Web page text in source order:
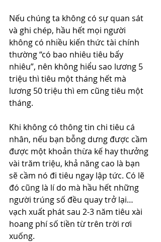
Nếu chúng ta không có sự quan sát
và ghi chép, hầu hết mọi người
không có nhiều kiến thức tài chính
thường “có bao nhiêu tiêu bấy
nhiêu”, nên không hiểu sao lương 5
triệu thì tiêu một tháng hết mà
lương 50 triệu thì em cũng tiêu một
tháng.
Khi không có thông tin chi tiêu cá
nhân, nếu bạn bỗng dưng được cầm
được một khoản thừa kế hay thưởng
vài trăm triệu, khả năng cao là bạn
sẽ cầm nó đi tiêu ngay lập tức. Có lẽ
đó cũng là lí do mà hầu hết những
người trúng số đều quay trở lại…
vạch xuất phát sau 2-3 năm tiêu xài
hoang phí số tiền từ trên trời rơi
xuống.